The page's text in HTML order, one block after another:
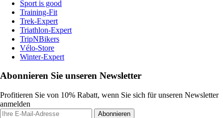
Sport is good
Training-Fit
Trek-Expert
Triathlon-Expert
TripNBikers
Vélo-Store
Winter-Expert
Abonnieren Sie unseren Newsletter
Profitieren Sie von 10% Rabatt, wenn Sie sich für unseren Newsletter
anmelden
Abonnieren